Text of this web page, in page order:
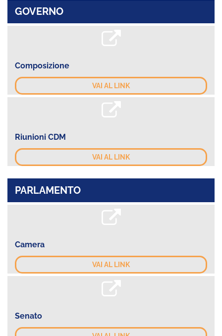
GOVERNO
Composizione
VAI AL LINK
Riunioni CDM
VAI AL LINK
PARLAMENTO
Camera
VAI AL LINK
Senato